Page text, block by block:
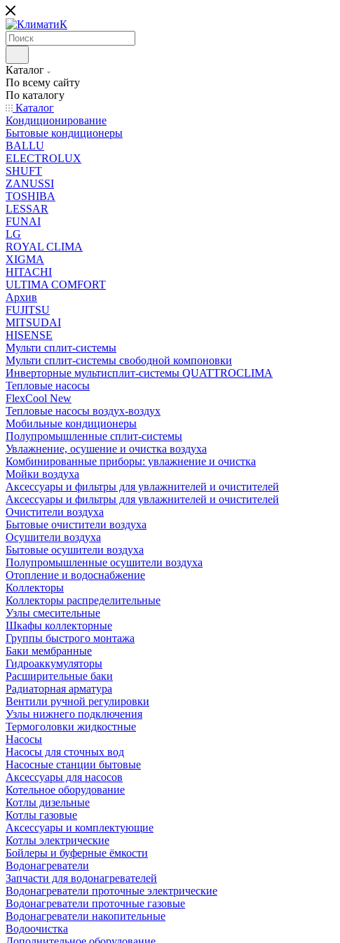
Каталог
По всему сайту
По каталогу
Каталог
Кондиционирование
Бытовые кондиционеры
BALLU
ELECTROLUX
SHUFT
ZANUSSI
TOSHIBA
LESSAR
FUNAI
LG
ROYAL CLIMA
XIGMA
HITACHI
ULTIMA COMFORT
Архив
FUJITSU
MITSUDAI
HISENSE
Мульти сплит-системы
Мульти сплит-системы свободной компоновки
Инверторные мультисплит-системы QUATTROCLIMA
Тепловые насосы
FlexCool New
Тепловые насосы воздух-воздух
Мобильные кондиционеры
Полупромышленные сплит-системы
Увлажнение, осушение и очистка воздуха
Комбинированные приборы: увлажнение и очистка
Мойки воздуха
Аксессуары и фильтры для увлажнителей и очистителей
Аксессуары и фильтры для увлажнителей и очистителей
Очистители воздуха
Бытовые очистители воздуха
Осушители воздуха
Бытовые осушители воздуха
Полупромышленные осушители воздуха
Отопление и водоснабжение
Коллекторы
Коллекторы распределительные
Узлы смесительные
Шкафы коллекторные
Группы быстрого монтажа
Баки мембранные
Гидроаккумуляторы
Расширительные баки
Радиаторная арматура
Вентили ручной регулировки
Узлы нижнего подключения
Термоголовки жидкостные
Насосы
Насосы для сточных вод
Насосные станции бытовые
Аксессуары для насосов
Котельное оборудование
Котлы дизельные
Котлы газовые
Аксессуары и комплектующие
Котлы электрические
Бойлеры и буферные ёмкости
Водонагреватели
Запчасти для водонагревателей
Водонагреватели проточные электрические
Водонагреватели проточные газовые
Водонагреватели накопительные
Водоочистка